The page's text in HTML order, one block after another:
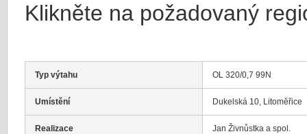
Klikněte na požadovaný
Typ výtahu OL 320/0,7 99N
Umístění Dukelská 10, Litoměřice
Realizace Jan Živnůstka a spol.